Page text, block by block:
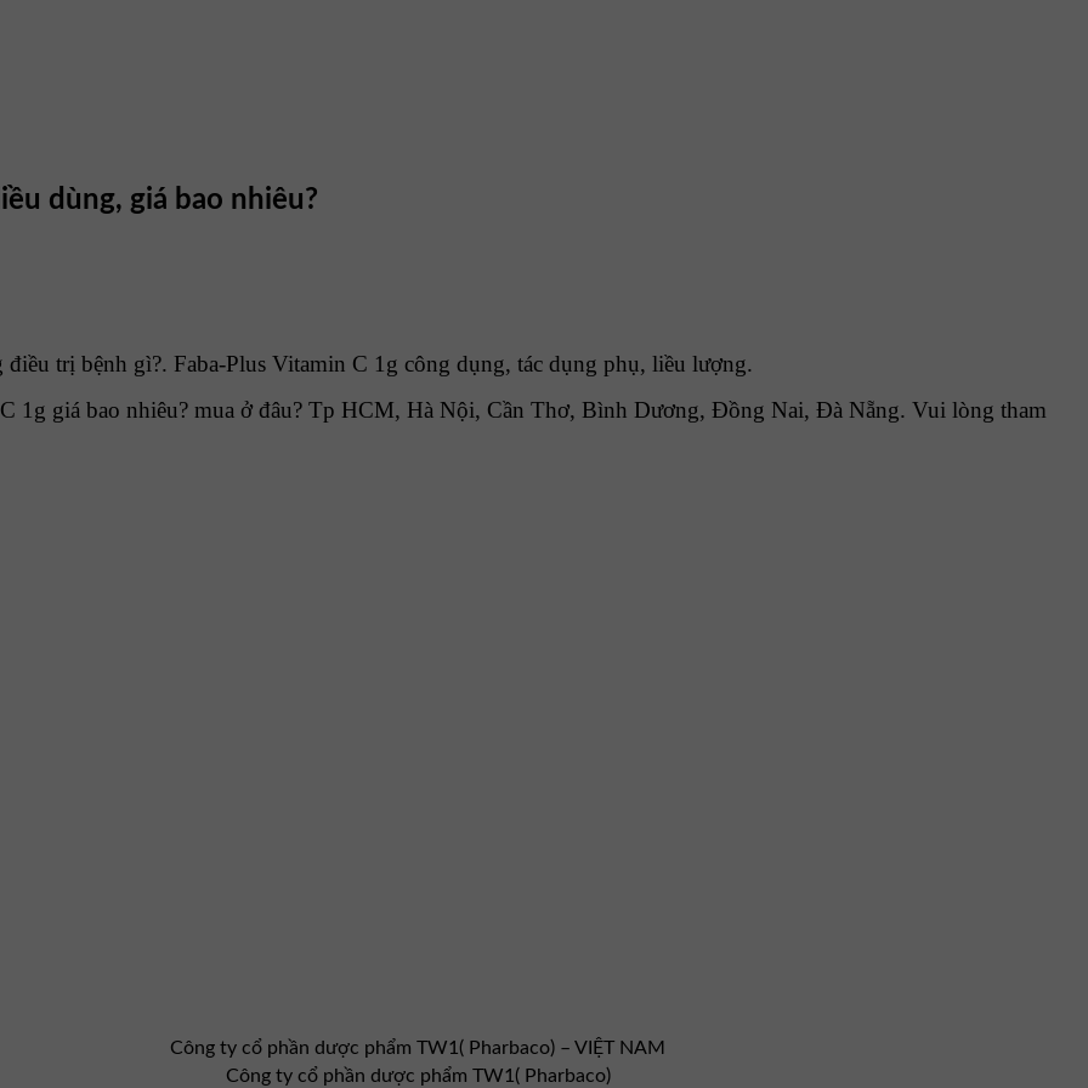
dùng, giá bao nhiêu?
trị bệnh gì?. Faba-Plus Vitamin C 1g công dụng, tác dụng phụ, liều lượng.
1g giá bao nhiêu? mua ở đâu? Tp HCM, Hà Nội, Cần Thơ, Bình Dương, Đồng Nai, Đà Nẵng. Vui lòng tham
Công ty cổ phần dược phẩm TW1( Pharbaco) – VIỆT NAM
Công ty cổ phần dược phẩm TW1( Pharbaco)